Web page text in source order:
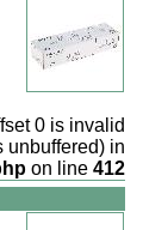
0 is invalid
unbuffered) in
on line 412